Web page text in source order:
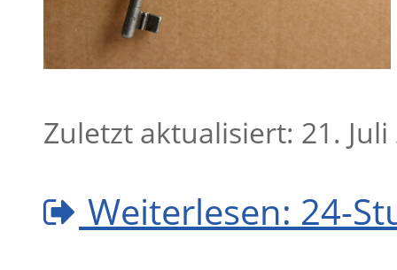
Zuletzt aktualisiert: 21. Juli
Weiterlesen: 24-